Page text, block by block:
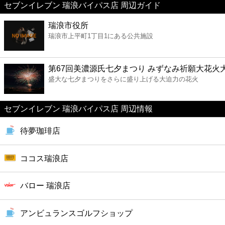
美容
コンビニ
薬局
スーパー
エンタメ
レジャー
書店
ファミレス
セブンイレブン 瑞浪バイパス店 周辺ガイド
瑞浪市役所
瑞浪市上平町1丁目1にある公共施設
第67回美濃源氏七夕まつり みずなみ祈願大花火
盛大な七夕まつりをさらに盛り上げる大迫力の花火
セブンイレブン 瑞浪バイパス店 周辺情報
待夢珈琲店
ココス瑞浪店
バロー 瑞浪店
アンビュランスゴルフショップ